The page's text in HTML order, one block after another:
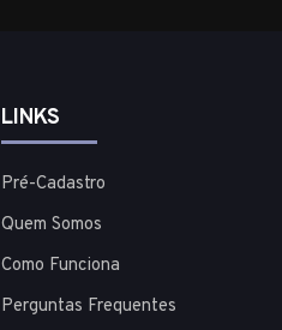
LINKS
Pré-Cadastro
Quem Somos
Como Funciona
Perguntas Frequentes